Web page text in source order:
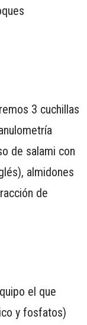
3 cuchillas
de salami con
almidones
de
el que
y fosfatos)